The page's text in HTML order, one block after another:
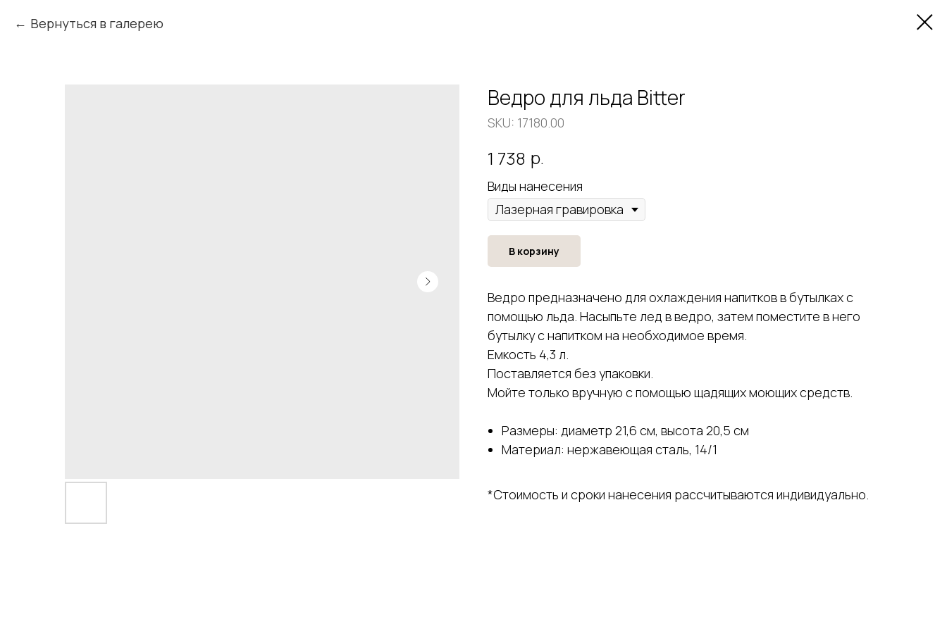
Вернуться в галерею
Ведро для льда Bitter
SKU: 17180.00
1 738 р.
Виды нанесения
В корзину
Ведро предназначено для охлаждения напитков в бутылках с
помощью льда. Насыпьте лед в ведро, затем поместите в него
бутылку с напитком на необходимое время.
Емкость 4,3 л.
Поставляется без упаковки.
Мойте только вручную с помощью щадящих моющих средств.
Размеры: диаметр 21,6 см, высота 20,5 см
Материал: нержавеющая сталь, 14/1
*Стоимость и сроки нанесения рассчитываются индивидуально.